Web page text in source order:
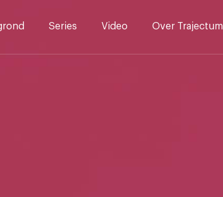
Series Video Over Trajectum